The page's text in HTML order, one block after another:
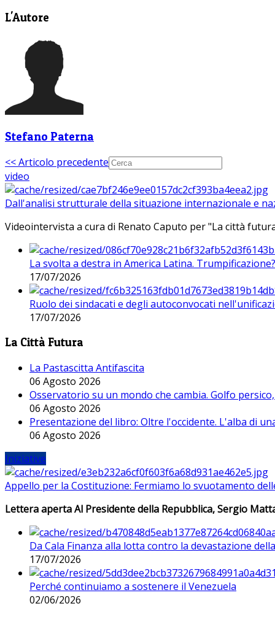
L'Autore
Stefano Paterna
<< Articolo precedente
video
Dall'analisi strutturale della situazione internazionale e
Videointervista a cura di Renato Caputo per "La città
La svolta a destra in America Latina. Trumpificazione?
17/07/2026
Ruolo dei sindacati e degli autoconvocati
17/07/2026
La Città Futura
La Pastascitta Antifascita
06 Agosto 2026
Osservatorio su un mondo che cambia. Golfo
06 Agosto 2026
Presentazione del libro: Oltre l'occidente. L'alba di
06 Agosto 2026
Iniziative
Appello per la Costituzione: Fermiamo lo svuotamento
Lettera aperta Al Presidente della Repubblica, Sergio
Da Cala Finanza alla lotta contro la devastazione
17/07/2026
Perché continuiamo a sostenere il Venezuela
02/06/2026